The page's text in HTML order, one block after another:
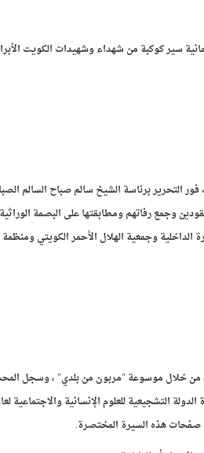
سير كوكبة من شهداء وشهيدات الكويت
التحرير برئاسة الشيخ سالم صباح السالم
وجمع رفاتهم ومطابقتها على البصمة
الداخلية وجمعية الهلال الأحمر الكويتي
، من خلال موسوعة "مربون من بلدي" ، وسجل
صفحات هذه السيرة المختصرة.